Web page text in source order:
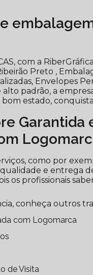
com a
Preto ,
Envelopes
padrão, a
estado,
Garantida
como por
e entrega
os profissionais
conheça outros
com Logomarca
de Visita